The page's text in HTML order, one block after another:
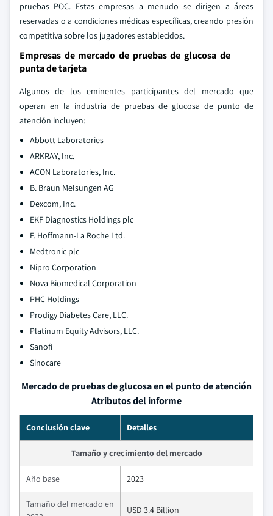
pruebas POC. Estas empresas a menudo se dirigen a áreas
reservadas o a condiciones médicas específicas, creando presión
competitiva sobre los jugadores establecidos.
Empresas de mercado de pruebas de glucosa de
punta de tarjeta
Algunos de los eminentes participantes del mercado que
operan en la industria de pruebas de glucosa de punto de
atención incluyen:
Abbott Laboratories
ARKRAY, Inc.
ACON Laboratories, Inc.
B. Braun Melsungen AG
Dexcom, Inc.
EKF Diagnostics Holdings plc
F. Hoffmann-La Roche Ltd.
Medtronic plc
Nipro Corporation
Nova Biomedical Corporation
PHC Holdings
Prodigy Diabetes Care, LLC.
Platinum Equity Advisors, LLC.
Sanofi
Sinocare
Mercado de pruebas de glucosa en el punto de atención
Atributos del informe
Conclusión clave Detalles
Tamaño y crecimiento del mercado
Año base 2023
Tamaño del mercado en
USD 3.4 Billion